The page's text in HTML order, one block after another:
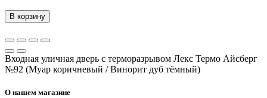
В корзину
Входная уличная дверь с терморазрывом Лекс Термо Айсберг
№92 (Муар коричневый / Винорит дуб тёмный)
О нашем магазине